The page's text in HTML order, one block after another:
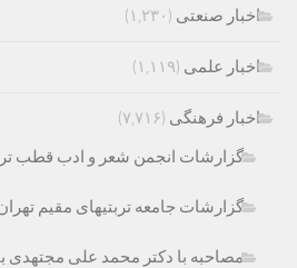
اخبار صنعتی (۱,۲۳۰)
اخبار علمی (۱,۱۱۹)
اخبار فرهنگی (۷,۷۱۶)
گزارشات انجمن شعر و ادب قطب
گزارشات جامعه تربتیهای مقیم
مصاحبه با دکتر محمد علی مجتهدی